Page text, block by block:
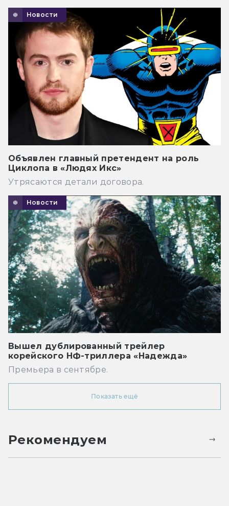
Новости
Объявлен главный претендент на роль
Циклопа в «Людях Икс»
Утрясаются детали договора.
Новости
Вышел дублированный трейлер
корейского НФ-триллера «Надежда»
Премьера в сентябре.
Показать ещё
Рекомендуем